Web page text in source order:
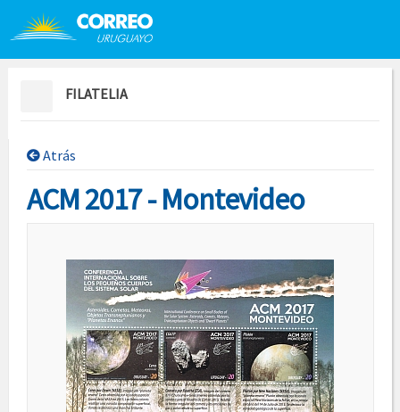
Saltar al contenido
FILATELIA
Atrás
ACM 2017 - Montevideo